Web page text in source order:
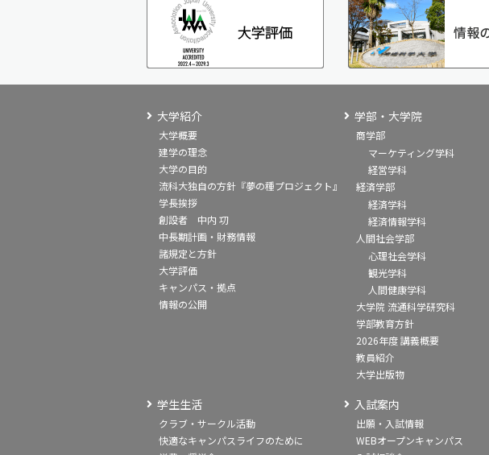
大学紹介
大学概要
建学の理念
大学の目的
流科大独自の方針『夢の種プロジェクト』
学長挨拶
創設者 中内 㓛
中長期計画・財務情報
諸規定と方針
大学評価
キャンパス・拠点
情報の公開
学部・大学院
商学部
マーケティング学科
経営学科
経済学部
経済学科
経済情報学科
人間社会学部
心理社会学科
観光学科
人間健康学科
大学院 流通科学研究科
学部教育方針
2026年度 講義概要
教員紹介
大学出版物
学生生活
クラブ・サークル活動
快適なキャンパスライフのために
入試案内
出願・入試情報
WEBオープンキャンパス